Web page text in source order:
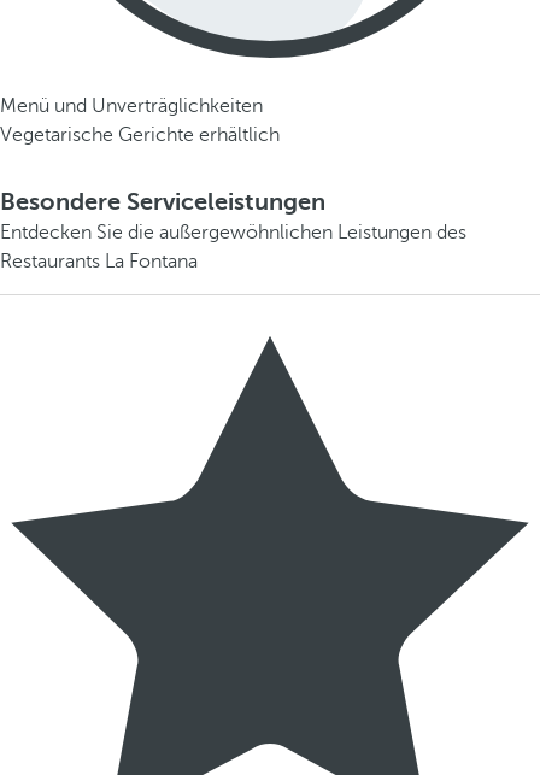
Menü und Unverträglichkeiten
Vegetarische Gerichte erhältlich
Besondere Serviceleistungen
Entdecken Sie die außergewöhnlichen Leistungen des
Restaurants La Fontana